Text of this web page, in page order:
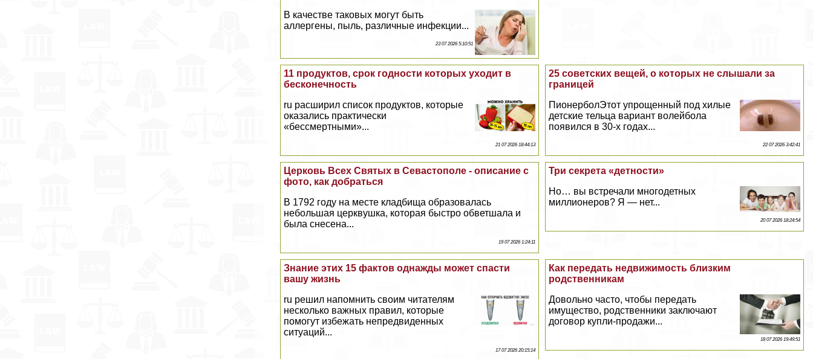
В качестве таковых могут быть
аллергены, пыль, различные инфекции...
23 07 2026 5:10:51
25 советских вещей, о которых не слышали за
границей
ПионерболЭтот упрощенный под хилые
детские тельца вариант волейбола
появился в 30-х годах...
22 07 2026 3:42:41
11 продуктов, срок годности которых уходит в
бесконечность
ru расширил список продуктов, которые
оказались пpaктически
«бесcмepтными»...
21 07 2026 18:44:13
Три секрета «детности»
Но… вы встречали многодетных
миллионеров? Я — нет...
20 07 2026 18:24:54
Церковь Всех Святых в Севастополе - описание с
фото, как добраться
В 1792 году на месте кладбища образовалась
небольшая церквушка, которая быстро обветшала и
была снесена...
19 07 2026 1:24:11
Как передать недвижимость близким
родственникам
Довольно часто, чтобы передать
имущество, родственники заключают
договор купли-продажи...
18 07 2026 19:49:51
Знание этих 15 фактов однажды может спасти
вашу жизнь
ru решил напомнить своим читателям
несколько важных правил, которые
помогут избежать непредвиденных
ситуаций...
17 07 2026 20:15:14